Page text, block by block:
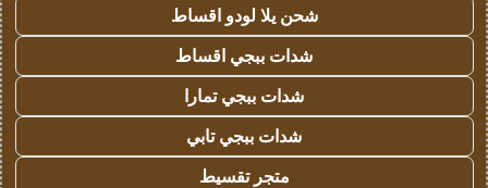
شحن يلا لودو اقساط
شدات ببجي اقساط
شدات ببجي تمارا
شدات ببجي تابي
متجر تقسيط